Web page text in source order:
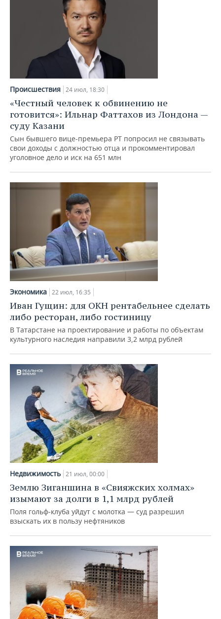
Происшествия 24 июл, 18:30
«Честный человек к обвинению не
готовится»: Ильнар Фаттахов из Лондона —
суду Казани
Сын бывшего вице-премьера РТ попросил не связывать
свои доходы с должностью отца и прокомментировал
уголовное дело и иск на 651 млн
Экономика 22 июл, 16:35
Иван Гущин: для ОКН рентабельнее сделать
либо ресторан, либо гостиницу
В Татарстане на проектирование и работы по объектам
культурного наследия направили 3,2 млрд рублей
Недвижимость 21 июл, 00:00
Землю Зиганшина в «Свияжских холмах»
изымают за долги в 1,1 млрд рублей
Поля гольф‑клуба уйдут с молотка — суд разрешил
взыскать их в пользу нефтяников